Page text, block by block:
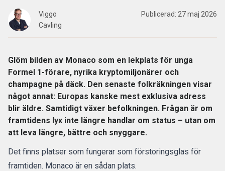
Viggo
Cavling
Publicerad: 27 maj 2026
Glöm bilden av Monaco som en lekplats för unga
Formel 1-förare, nyrika kryptomiljonärer och
champagne på däck. Den senaste folkräkningen visar
något annat: Europas kanske mest exklusiva adress
blir äldre. Samtidigt växer befolkningen. Frågan är om
framtidens lyx inte längre handlar om status – utan om
att leva längre, bättre och snyggare.
Det finns platser som fungerar som förstoringsglas för
framtiden. Monaco är en sådan plats.